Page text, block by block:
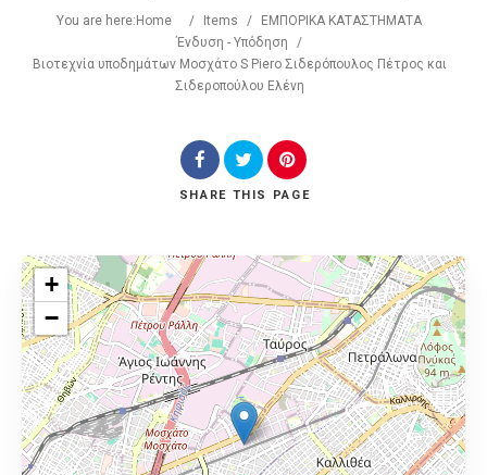
You are here: Home / Items /
ΕΜΠΟΡΙΚΑ ΚΑΤΑΣΤΗΜΑΤΑ
Ένδυση - Υπόδηση
/
Βιοτεχνία υποδημάτων Μοσχάτο S Piero Σιδερόπουλος Πέτρος και
Σιδεροπούλου Ελένη
SHARE THIS PAGE
+
−